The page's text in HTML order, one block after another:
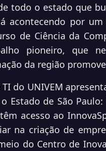
todo o estado que
acontecendo por
de Ciência da
pioneiro, que
da região
TI do UNIVEM
Estado de São
acesso ao
na criação de
do Centro de